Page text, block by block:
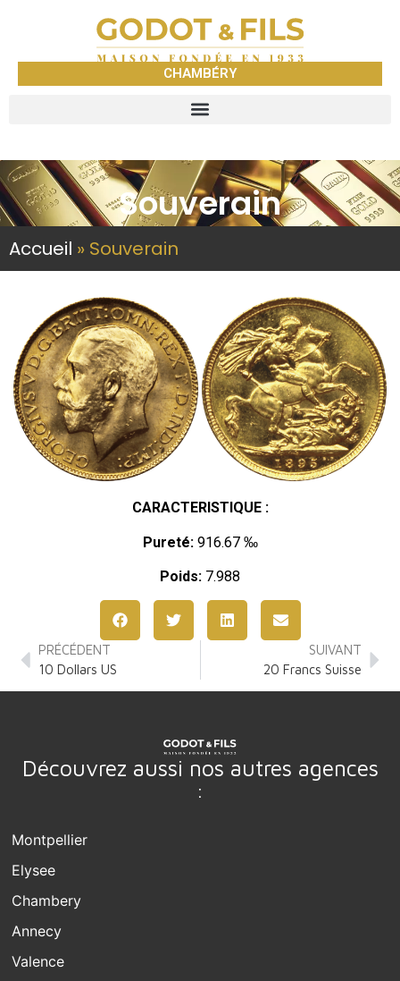
CHAMBÉRY
Souverain
Accueil » Souverain
CARACTERISTIQUE :
Pureté:916.67 ‰
Poids: 7.988
PRÉCÉDENT
10 Dollars US
SUIVANT
20 Francs Suisse
Découvrez aussi nos autres agences
:
Montpellier
Elysee
Chambery
Annecy
Valence